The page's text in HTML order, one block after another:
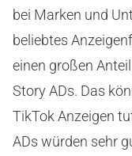
bei Marken und
beliebtes
einen großen
Story ADs. Das
TikTok Anzeigen
ADs würden sehr